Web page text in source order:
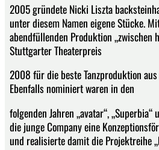
2005 gründete Nicki Liszta
unter diesem Namen eigene Stücke.
abendfüllenden Produktion „zwischen
Stuttgarter Theaterpreis
2008 für die beste Tanzproduktion
Ebenfalls nominiert waren in den
folgenden Jahren „avatar“,
die junge Company eine
und realisierte damit die Projektreihe